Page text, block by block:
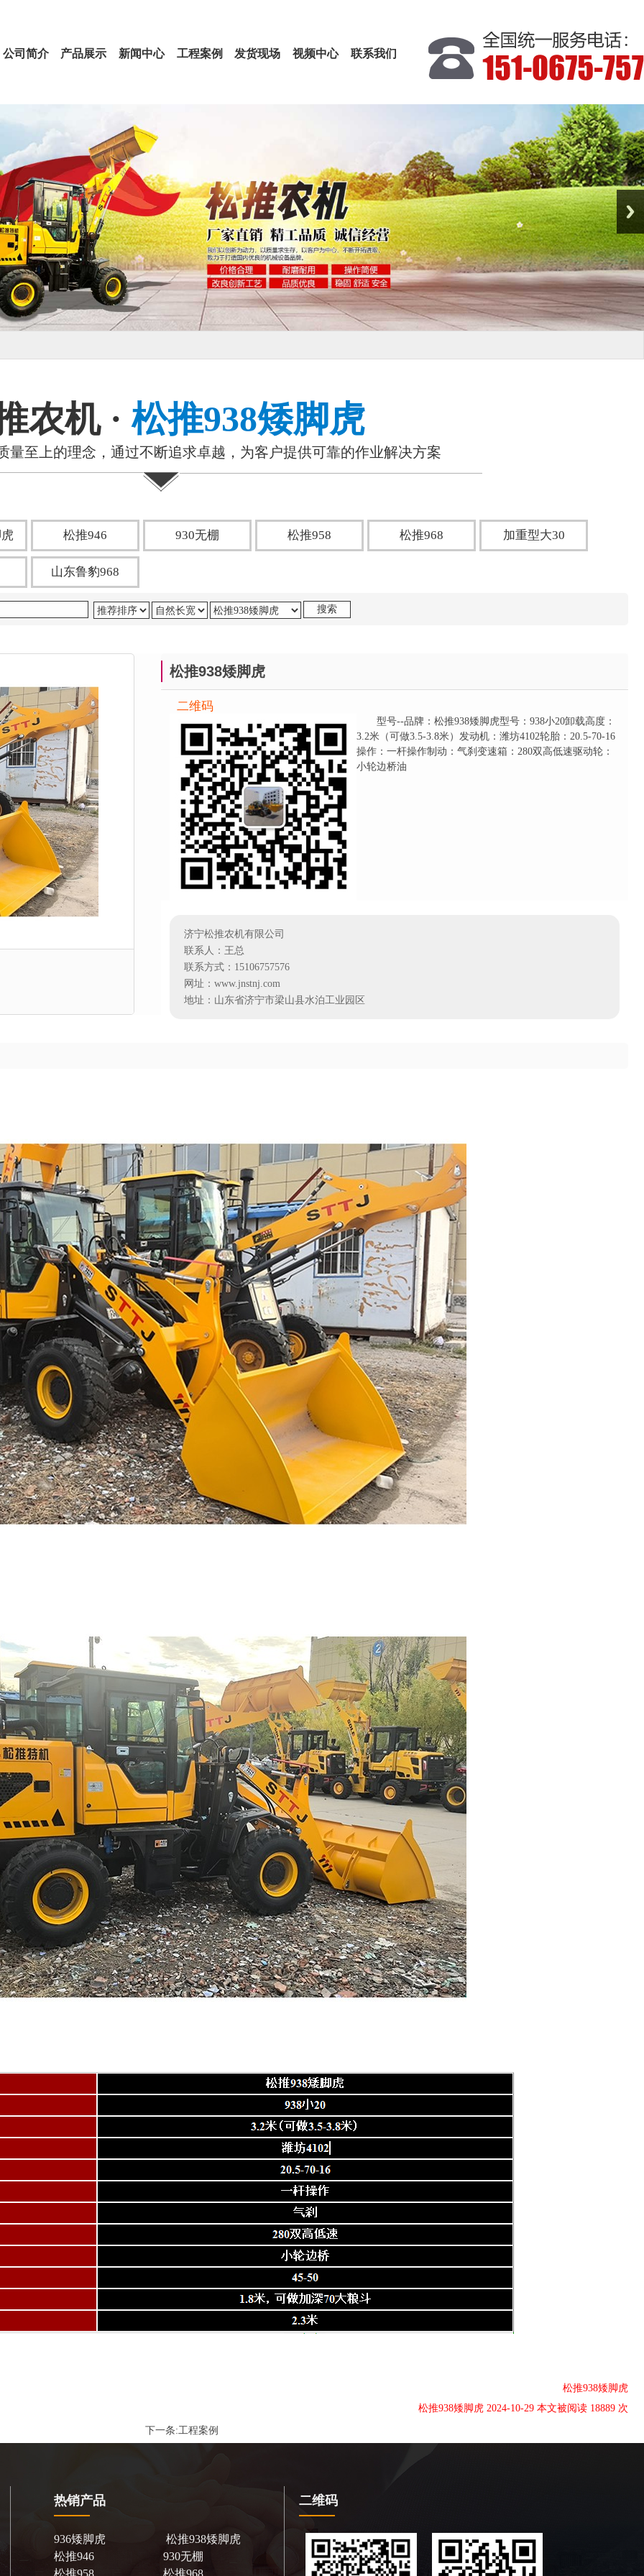
公司简介 产品展示 新闻中心 工程案例 发货现场 视频中心 联系我们
农机 ·松推938矮脚虎
量至上的理念，通过不断追求卓越，为客户提供可靠的作业解决方案
松推946 930无棚 松推958 松推968 加重型大30
山东鲁豹968
松推938矮脚虎
二维码
型号--品牌：松推938矮脚虎型号：938小20卸载高度：
3.2米（可做3.5-3.8米）发动机：潍坊4102轮胎：20.5-70-16
操作：一杆操作制动：气刹变速箱：280双高低速驱动轮：
小轮边桥油
济宁松推农机有限公司
联系人：王总
联系方式：15106757576
网址：www.jnstnj.com
地址：山东省济宁市梁山县水泊工业园区
松推938矮脚虎
松推938矮脚虎 2024-10-29 本文被阅读 18889 次
下一条:工程案例
热销产品
936矮脚虎
松推938矮脚虎
松推946
930无棚
松推958
松推968
二维码